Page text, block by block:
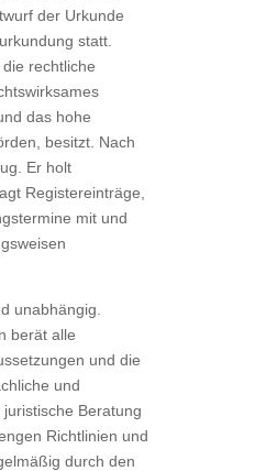
der Urkunde
statt.
rechtliche
das hohe
besitzt. Nach
Er holt
Registereinträge,
mit und
unabhängig.
berät alle
und die
und
Beratung
Richtlinien und
durch den